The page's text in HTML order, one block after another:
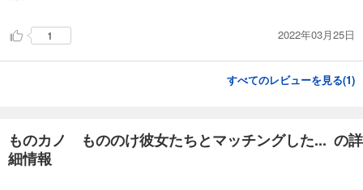
1 2022年03月25日
すべてのレビューを見る(1)
ものカノ もののけ彼女たちとマッチングした... の詳
細情報